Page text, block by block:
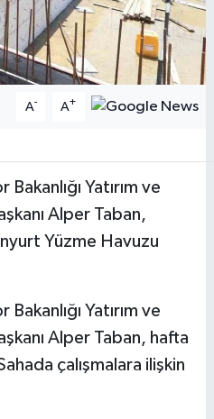
A- A+
Yatırım ve
Alper Taban,
Yüzme Havuzu
Yatırım ve
Alper Taban, hafta
çalışmalara ilişkin